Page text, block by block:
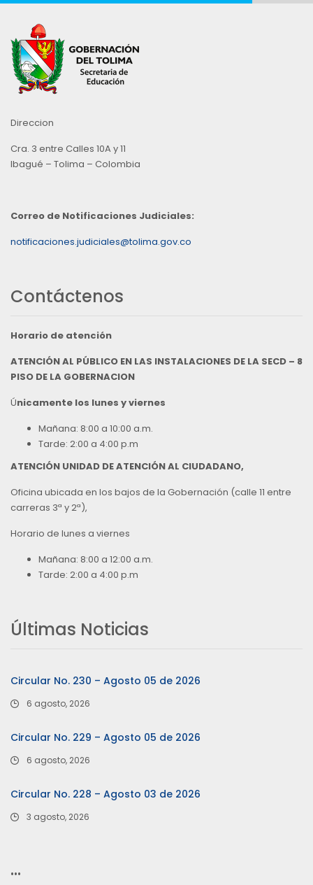
Direccion
Cra. 3 entre Calles 10A y 11
Ibagué – Tolima – Colombia
Correo de Notificaciones Judiciales:
notificaciones.judiciales@tolima.gov.co
Contáctenos
Horario de atención
ATENCIÓN AL PÚBLICO EN LAS INSTALACIONES DE LA SECD – 8
PISO DE LA GOBERNACION
Únicamente los lunes y viernes
Mañana: 8:00 a 10:00 a.m.
Tarde: 2:00 a 4:00 p.m
ATENCIÓN UNIDAD DE ATENCIÓN AL CIUDADANO,
Oficina ubicada en los bajos de la Gobernación (calle 11 entre
carreras 3ª y 2ª),
Horario de lunes a viernes
Mañana: 8:00 a 12:00 a.m.
Tarde: 2:00 a 4:00 p.m
Últimas Noticias
Circular No. 230 – Agosto 05 de 2026
6 agosto, 2026
Circular No. 229 – Agosto 05 de 2026
6 agosto, 2026
Circular No. 228 – Agosto 03 de 2026
3 agosto, 2026
…